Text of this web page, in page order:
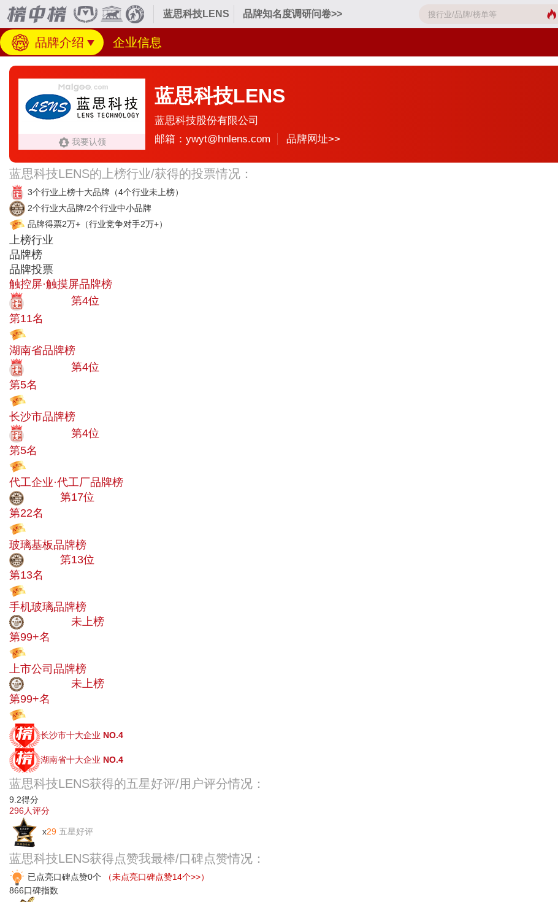
蓝思科技LENS 品牌知名度调研问卷>>
品牌介绍 企业信息
我要认领
蓝思科技LENS
蓝思科技股份有限公司
邮箱：ywyt@hnlens.com
品牌网址>>
蓝思科技LENS的上榜行业/获得的投票情况：
3个行业上榜十大品牌 （4个行业未上榜）
2个行业大品牌/2个行业中小品牌
品牌得票2万+ （行业竞争对手2万+）
上榜行业
品牌榜
品牌投票
触控屏·触摸屏品牌榜
第4位
第11名
湖南省品牌榜
第4位
第5名
长沙市品牌榜
第4位
第5名
代工企业·代工厂品牌榜
第17位
第22名
玻璃基板品牌榜
第13位
第13名
手机玻璃品牌榜
未上榜
第99+名
上市公司品牌榜
未上榜
第99+名
长沙市十大企业 NO.4
湖南省十大企业 NO.4
蓝思科技LENS获得的五星好评/用户评分情况：
9.2得分
296人评分
x29 五星好评
蓝思科技LENS获得点赞我最棒/口碑点赞情况：
已点亮口碑点赞0个
（未点亮口碑点赞14个>>）
866口碑指数